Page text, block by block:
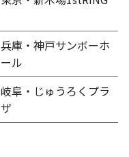
兵庫・神戸サンボーホ
ール
岐阜・じゅうろくプラ
ザ